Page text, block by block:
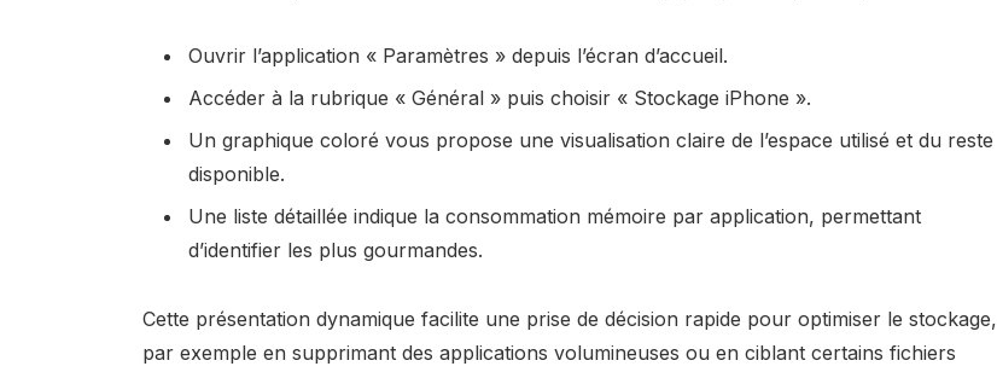
Ouvrir l’application « Paramètres » depuis l’écran d’accueil.
Accéder à la rubrique « Général » puis choisir « Stockage iPhone ».
Un graphique coloré vous propose une visualisation claire de l’espace utilisé et du reste
disponible.
Une liste détaillée indique la consommation mémoire par application, permettant
d’identifier les plus gourmandes.
Cette présentation dynamique facilite une prise de décision rapide pour optimiser le stockage,
par exemple en supprimant des applications volumineuses ou en ciblant certains fichiers